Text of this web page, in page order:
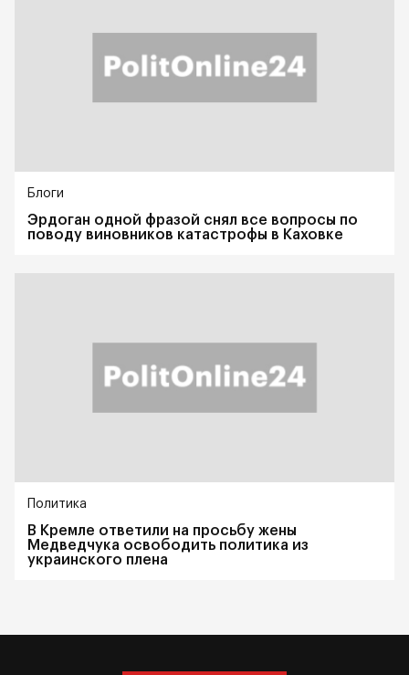
Блоги
Эрдоган одной фразой снял все вопросы по
поводу виновников катастрофы в Каховке
Политика
В Кремле ответили на просьбу жены
Медведчука освободить политика из
украинского плена